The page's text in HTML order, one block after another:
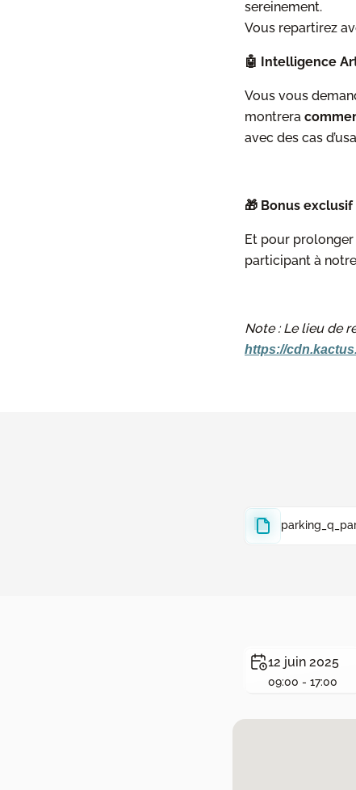
sereinement.
Vous repartirez
🤖 Intelligence
Vous vous
montrera
avec des cas
🎁 Bonus exclusif
Et pour prolonger
participant à notre
Note : Le lieu de
https://
12 juin 2025
09:00 - 17:00